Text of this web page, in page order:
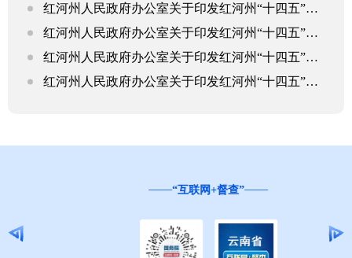
红河州人民政府办公室关于印发红河州“十四五”综合交通发展规划的通知
红河州人民政府办公室关于印发红河州“十四五”综合交通发展规划的通知
红河州人民政府办公室关于印发红河州“十四五”综合交通发展规划的通知
红河州人民政府办公室关于印发红河州“十四五”综合交通发展规划的通知
“互联网+督查”